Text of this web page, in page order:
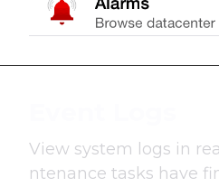
View system logs in
ntenance tasks have